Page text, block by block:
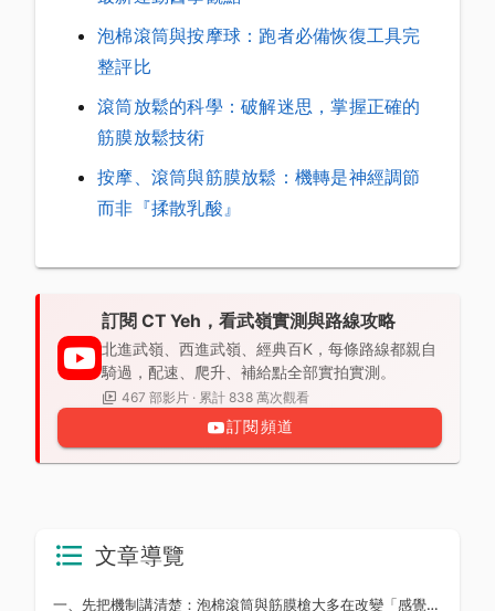
泡棉滾筒與按摩球：跑者必備恢復工具完
整評比
滾筒放鬆的科學：破解迷思，掌握正確的
筋膜放鬆技術
按摩、滾筒與筋膜放鬆：機轉是神經調節
而非『揉散乳酸』
訂閱 CT Yeh，看武嶺實測與路線攻略
北進武嶺、西進武嶺、經典百K，每條路線都親自
騎過，配速、爬升、補給點全部實拍實測。
467 部影片 · 累計 838 萬次觀看
訂閱頻道
文章導覽
一、先把機制講清楚：泡棉滾筒與筋膜槍大多在改變「感覺系統輸出」，不是直接改造組織結構